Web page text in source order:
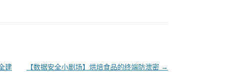
建
【数据安全小剧场】烘焙食品的终端防泄密 →